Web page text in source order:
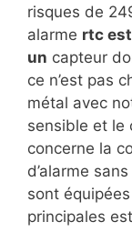
risques de
alarme rtc
un capteur
ce n’est pas
métal avec
sensible et le
concerne la
d’alarme
sont équipées
principales